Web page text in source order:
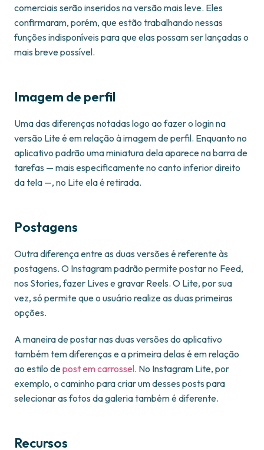
comerciais serão inseridos na versão mais leve. Eles
confirmaram, porém, que estão trabalhando nessas
funções indisponíveis para que elas possam ser lançadas o
mais breve possível.
Imagem de perfil
Uma das diferenças notadas logo ao fazer o login na
versão Lite é em relação à imagem de perfil. Enquanto no
aplicativo padrão uma miniatura dela aparece na barra de
tarefas — mais especificamente no canto inferior direito
da tela —, no Lite ela é retirada.
Postagens
Outra diferença entre as duas versões é referente às
postagens. O Instagram padrão permite postar no Feed,
nos Stories, fazer Lives e gravar Reels. O Lite, por sua
vez, só permite que o usuário realize as duas primeiras
opções.
A maneira de postar nas duas versões do aplicativo
também tem diferenças e a primeira delas é em relação
ao estilo depost em carrossel. No Instagram Lite, por
exemplo, o caminho para criar um desses posts para
selecionar as fotos da galeria também é diferente.
Recursos